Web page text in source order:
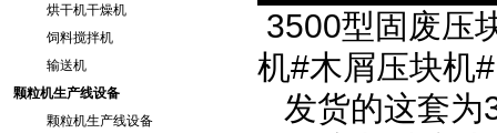
3500型固废压
机#木屑压块机
发货的这套为
烘干机干燥机
饲料搅拌机
输送机
颗粒机生产线设备
颗粒机生产线设备